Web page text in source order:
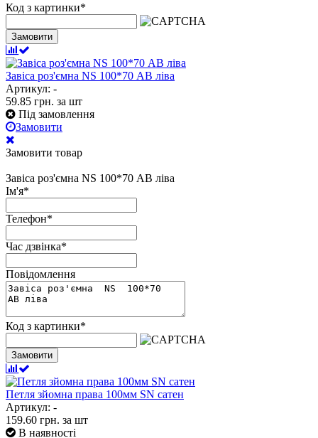
Код з картинки*
Замовити
Завіса роз'ємна NS 100*70 АВ ліва
Артикул: -
59.85 грн. за шт
Під замовлення
Замовити
Замовити товар
Завіса роз'ємна NS 100*70 АВ ліва
Ім'я*
Телефон*
Час дзвінка*
Повідомлення
Код з картинки*
Замовити
Петля зйомна права 100мм SN сатен
Артикул: -
159.60 грн. за шт
В наявності